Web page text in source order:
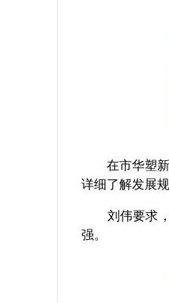
在市华塑新材
详细了解发展
刘伟要求，
强。